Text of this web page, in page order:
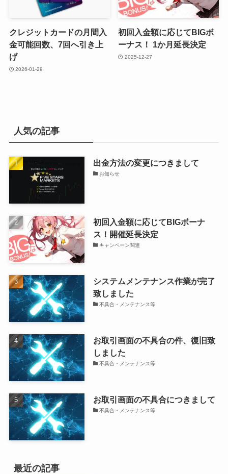
クレジットカードの月間入
金可能回数、7回へ引き上
げ
2026-01-29
初回入金額に応じてBIGボ
ーナス！ 1か月延長決定
2025-12-27
人気の記事
出金方法の変更につきまして
お知らせ
初回入金額に応じてBIGボーナ
ス！開催延長決定
キャンペーン関連
システムメンテナンス作業が完了
致しました
不具合・メンテナンス等
お取引画面の不具合の件、復旧致
しました
不具合・メンテナンス等
お取引画面の不具合につきまして
不具合・メンテナンス等
最近の記事